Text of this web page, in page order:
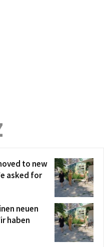
to new
asked for
neuen
haben